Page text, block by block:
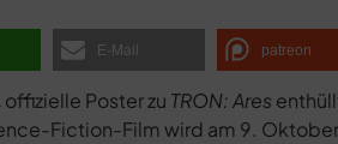
E-Mail patreon
Poster zu TRON: Ares
Fiction-Film wird am 9.